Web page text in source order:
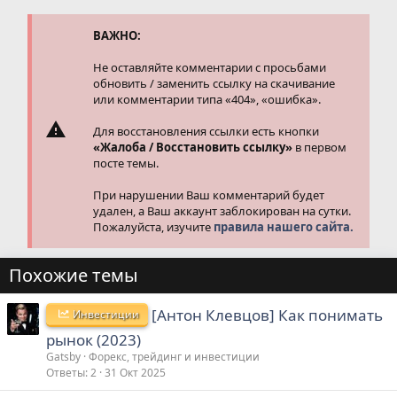
ВАЖНО:
Не оставляйте комментарии с просьбами
обновить / заменить ссылку на скачивание
или комментарии типа «404», «ошибка».
Для восстановления ссылки есть кнопки
«Жалоба / Восстановить ссылку» в первом
посте темы.
При нарушении Ваш комментарий будет
удален, а Ваш аккаунт заблокирован на сутки.
Пожалуйста, изучите правила нашего сайта.
Похожие темы
Инвестиции
[Антон Клевцов] Как понимать
рынок (2023)
Gatsby Форекс, трейдинг и инвестиции
Ответы 2 31 Окт 2025